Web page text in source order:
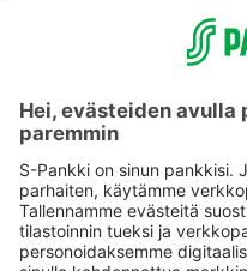
Käyttöehdot